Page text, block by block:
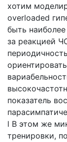
хотим
overloaded
быть
за реакцией
показатель
l В этом же
тренировки,